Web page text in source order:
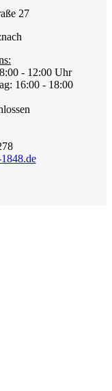
27
- 12:00 Uhr
16:00 - 18:00